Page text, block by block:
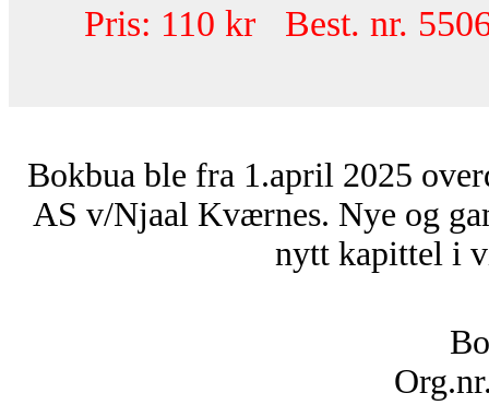
Pris: 110 kr Best. nr.
Bokbua ble fra 1.april 2025
AS v/Njaal Kværnes. Nye og
nytt kapittel i